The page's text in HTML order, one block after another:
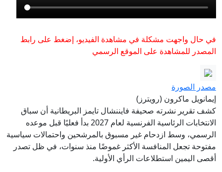
التقنية بالعلا | سبق
في حال واجهت مشكلة في مشاهدة الفيديو، إضغط على رابط
المصدر للمشاهدة على الموقع الرسمي
مصدر الصورة
إيمانويل ماكرون (رويترز)
كشف تقرير نشرته صحيفة فايننشال تايمز البريطانية أن سباق
الانتخابات الرئاسية الفرنسية لعام 2027 بدأ فعليًا قبل موعده
الرسمي، وسط ازدحام غير مسبوق بالمرشحين واحتمالات سياسية
مفتوحة تجعل المنافسة الأكثر غموضًا منذ سنوات، في ظل تصدر
أقصى اليمين استطلاعات الرأي الأولية.